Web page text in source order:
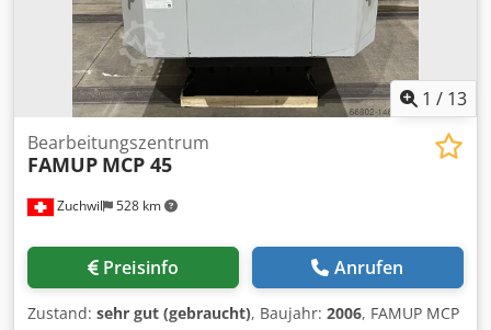
1 / 13
Zuchwil 528 km
Bearbeitungszentrum
FAMUP MCP 45
Preisinfo Anrufen
Zustand: sehr gut (gebraucht), Baujahr: 2006, FAMUP MCP